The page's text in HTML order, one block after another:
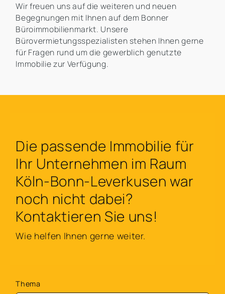
Wir freuen uns auf die weiteren und neuen
Begegnungen mit Ihnen auf dem Bonner
Büroimmobilienmarkt. Unsere
Bürovermietungsspezialisten stehen Ihnen gerne
für Fragen rund um die gewerblich genutzte
Immobilie zur Verfügung.
Die passende Immobilie für
Ihr Unternehmen im Raum
Köln-Bonn-Leverkusen war
noch nicht dabei?
Kontaktieren Sie uns!
Wie helfen Ihnen gerne weiter.
Thema